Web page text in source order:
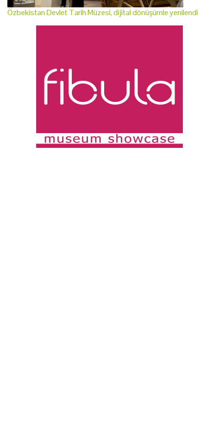
Özbekistan Devlet Tarih Müzesi, dijital dönüşümle yenilendi